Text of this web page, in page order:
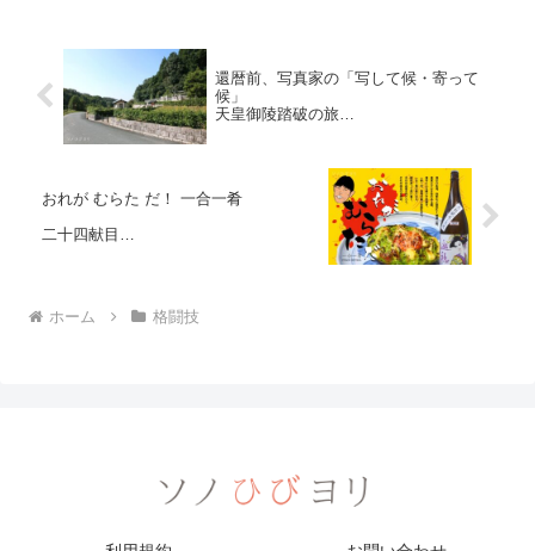
還暦前、写真家の「写して候・寄って
候」
天皇御陵踏破の旅
おれが むらた だ！ 一合一肴
二十四献目
ホーム 格闘技